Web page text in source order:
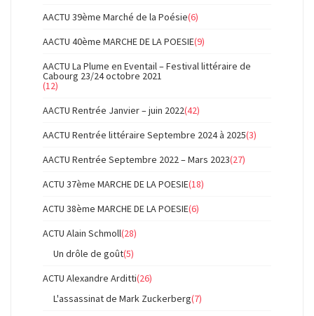
AACTU 39ème Marché de la Poésie(6)
AACTU 40ème MARCHE DE LA POESIE(9)
AACTU La Plume en Eventail – Festival littéraire de
Cabourg 23/24 octobre 2021
(12)
AACTU Rentrée Janvier – juin 2022(42)
AACTU Rentrée littéraire Septembre 2024 à 2025(3)
AACTU Rentrée Septembre 2022 – Mars 2023(27)
ACTU 37ème MARCHE DE LA POESIE(18)
ACTU 38ème MARCHE DE LA POESIE(6)
ACTU Alain Schmoll(28)
Un drôle de goût(5)
ACTU Alexandre Arditti(26)
L'assassinat de Mark Zuckerberg(7)